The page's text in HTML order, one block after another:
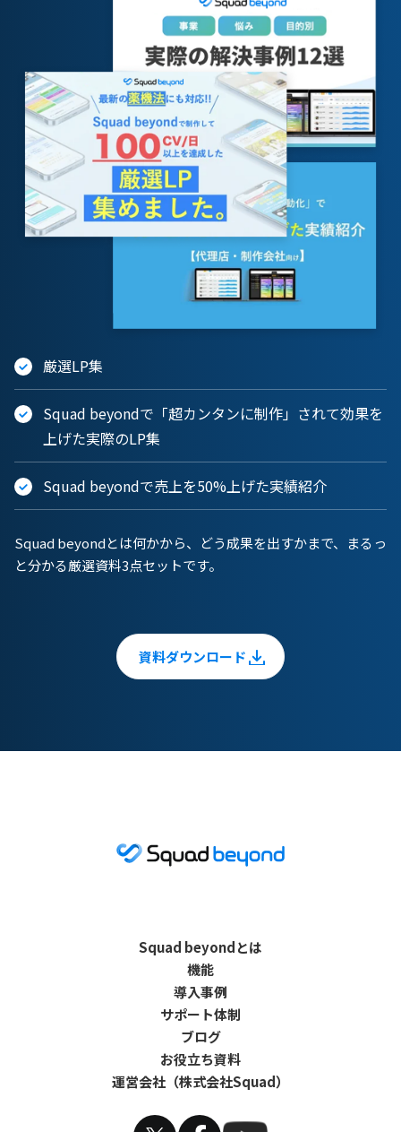
厳選LP集
Squad beyondで「超カンタンに制作」されて効果を
上げた実際のLP集
Squad beyondで売上を50%上げた実績紹介
Squad beyondとは何かから、どう成果を出すかまで、まるっ
と分かる厳選資料3点セットです。
資料ダウンロード
Squad beyondとは
機能
導入事例
サポート体制
ブログ
お役立ち資料
運営会社（株式会社Squad）